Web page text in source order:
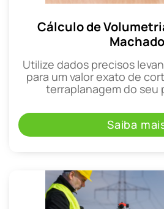
Cálculo de
Machado
Utilize dados precisos
para um valor exato de
terraplanagem do seu
Saiba